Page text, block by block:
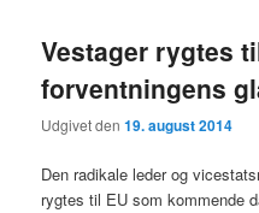
Vestager rygtes
forventningens
Udgivet den19. august 2014
Den radikale leder og
rygtes til EU som kommende